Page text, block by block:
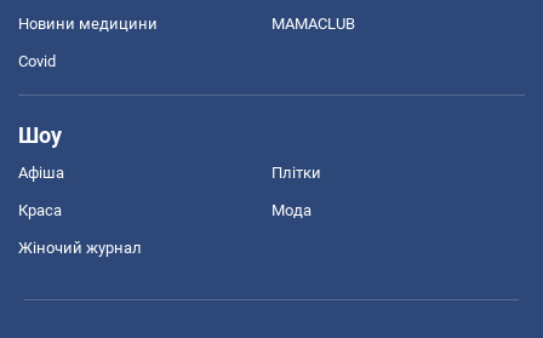
Новини медицини MAMACLUB
Covid
Шоу
Афіша Плітки
Краса Мода
Жіночий журнал